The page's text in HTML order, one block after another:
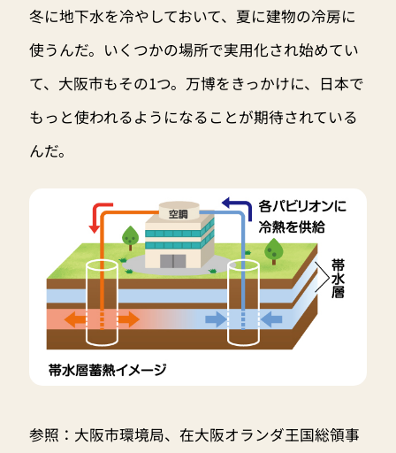
冬に地下水を冷やしておいて、夏に建物の冷房に
使うんだ。いくつかの場所で実用化され始めてい
て、大阪市もその1つ。万博をきっかけに、日本で
もっと使われるようになることが期待されている
んだ。
参照：大阪市環境局、在大阪オランダ王国総領事